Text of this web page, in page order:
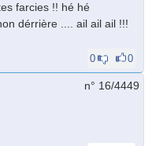
farcies !! hé hé
dérrière .... ail ail ail !!!
0 0
n° 16/4449